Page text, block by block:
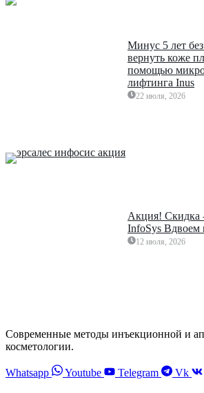
Минус 5 лет
вернуть коже
помощью
лифтинга Inus
22 июля, 2026
Акция! Скидка
InfoSys Вдвоем
12 июля, 2026
Современные методы инъекционной и
косметологии.
Whatsapp Youtube Telegram Vk